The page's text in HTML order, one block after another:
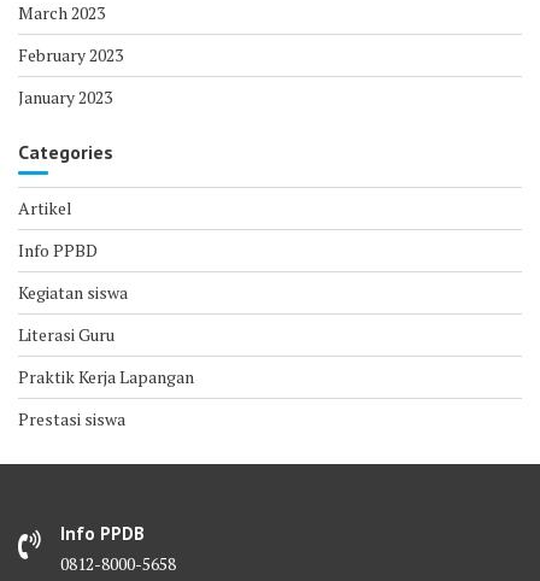
March 2023
February 2023
January 2023
Categories
Artikel
Info PPBD
Kegiatan siswa
Literasi Guru
Praktik Kerja Lapangan
Prestasi siswa
Info PPDB
0812-8000-5658